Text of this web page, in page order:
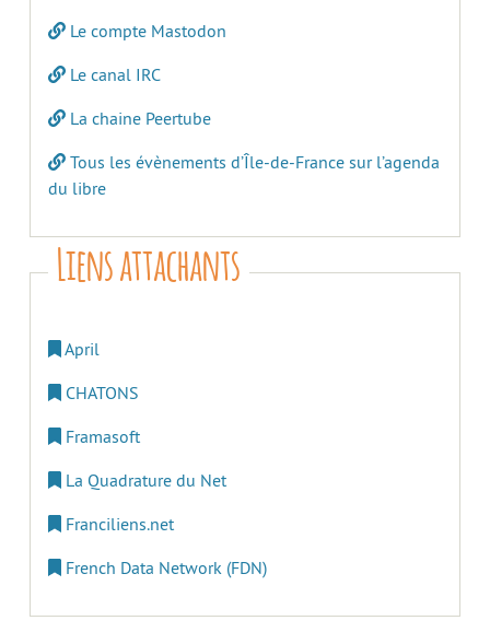
Le compte Mastodon
Le canal IRC
La chaine Peertube
Tous les évènements d’Île-de-France sur l’agenda
du libre
Liens attachants
April
CHATONS
Framasoft
La Quadrature du Net
Franciliens.net
French Data Network (FDN)